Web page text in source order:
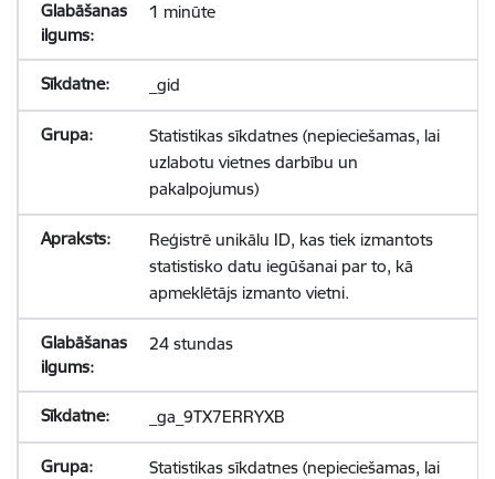
1 minūte
_gid
Statistikas sīkdatnes (nepieciešamas, lai
uzlabotu vietnes darbību un
pakalpojumus)
Reģistrē unikālu ID, kas tiek izmantots
statistisko datu iegūšanai par to, kā
apmeklētājs izmanto vietni.
24 stundas
_ga_9TX7ERRYXB
Statistikas sīkdatnes (nepieciešamas, lai